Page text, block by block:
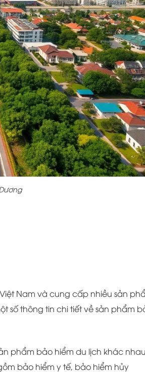
Nam và cung cấp nhiều sản
số thông tin chi tiết về sản phẩm
phẩm bảo hiểm du lịch khác
bảo hiểm y tế, bảo hiểm hủy